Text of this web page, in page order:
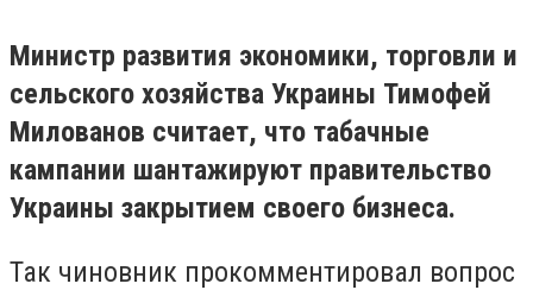
Министр развития экономики, торговли и
сельского хозяйства Украины Тимофей
Милованов считает, что табачные
кампании шантажируют правительство
Украины закрытием своего бизнеса.
Так чиновник прокомментировал вопрос